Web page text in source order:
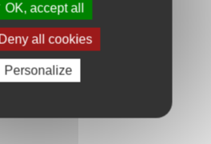
OK, accept all
Deny all cookies
Personalize